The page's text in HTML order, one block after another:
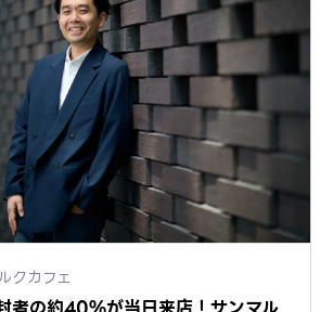
クカフェ